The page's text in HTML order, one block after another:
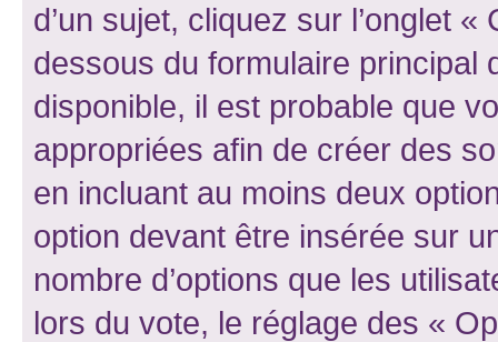
d’un sujet, cliquez sur l’onglet
dessous du formulaire principal
disponible, il est probable que
appropriées afin de créer des
en incluant au moins deux
option devant être insérée sur
nombre d’options que les
lors du vote, le réglage des «